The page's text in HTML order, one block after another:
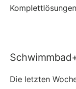
Die letzten